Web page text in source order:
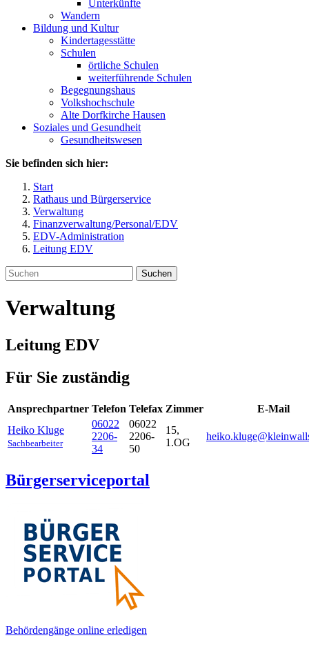
Unterkünfte
Wandern
Bildung und Kultur
Kindertagesstätte
Schulen
örtliche Schulen
weiterführende Schulen
Begegnungshaus
Volkshochschule
Alte Dorfkirche Hausen
Soziales und Gesundheit
Gesundheitswesen
Sie befinden sich hier:
Start
Rathaus und Bürgerservice
Verwaltung
Finanzverwaltung/Personal/EDV
EDV-Administration
Leitung EDV
Suchen
Verwaltung
Leitung EDV
Für Sie zuständig
Ansprechpartner Telefon Telefax Zimmer
E-Mail
Heiko Kluge
Sachbearbeiter
06022
2206-
34
06022
2206-
50
15,
1.OG
Bürgerserviceportal
Behördengänge online erledigen